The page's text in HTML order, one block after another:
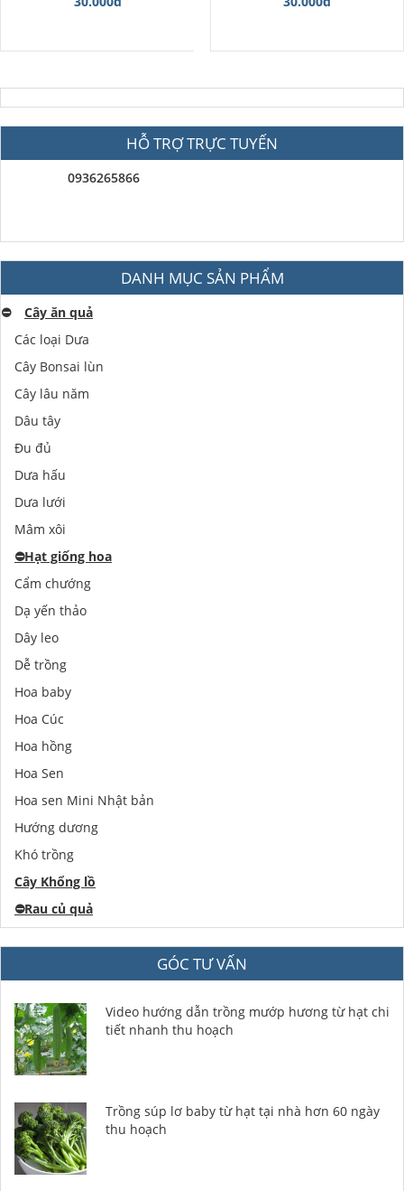
HỖ TRỢ TRỰC TUYẾN
0936265866
DANH MỤC SẢN PHẨM
⛔️
Cây ăn quả
Các loại Dưa
Cây Bonsai lùn
Cây lâu năm
Dâu tây
Đu đủ
Dưa hấu
Dưa lưới
Mâm xôi
⛔️Hạt giống hoa
Cẩm chướng
Dạ yến thảo
Dây leo
Dễ trồng
Hoa baby
Hoa Cúc
Hoa hồng
Hoa Sen
Hoa sen Mini Nhật bản
Hướng dương
Khó trồng
Cây Khổng lồ
⛔️Rau củ quả
GÓC TƯ VẤN
Video hướng dẫn trồng mướp hương từ hạt chi
tiết nhanh thu hoạch
Trồng súp lơ baby từ hạt tại nhà hơn 60 ngày
thu hoạch